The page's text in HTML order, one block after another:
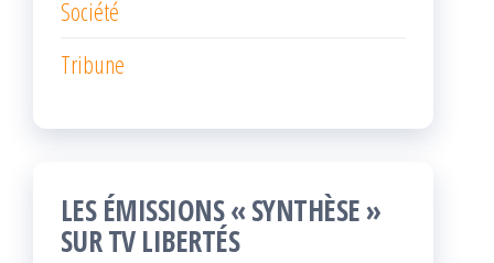
Société
Tribune
LES ÉMISSIONS « SYNTHÈSE »
SUR TV LIBERTÉS